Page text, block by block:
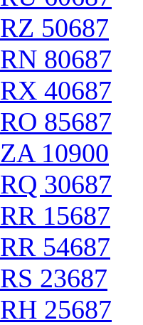
RZ 50687
RN 80687
RX 40687
RO 85687
ZA 10900
RQ 30687
RR 15687
RR 54687
RS 23687
RH 25687